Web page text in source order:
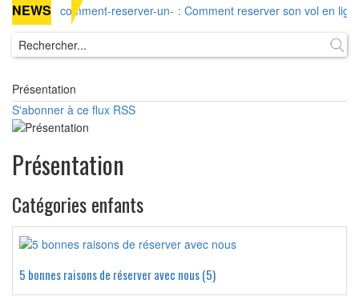
NEWS comment-reserver-un- : Comment reserver son vol en
Présentation
S'abonner à ce flux RSS
Présentation
Catégories enfants
5 bonnes raisons de réserver avec nous (5)